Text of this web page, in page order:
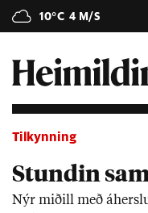
10°C 4 M/S
Tilkynning
Stundin
Nýr mið­ill með